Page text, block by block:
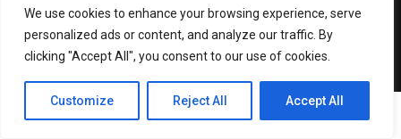
We use cookies to enhance your browsing experience, serve
personalized ads or content, and analyze our traffic. By
clicking "Accept All", you consent to our use of cookies.
Customize Reject All Accept All
Copyright ©2026 Toate drepturile rezervate - Cultul Penticostal
din România. Creat de
Studio157
Arhivă
Istoricul revistei
Abonamente
Toate articolele
Contact